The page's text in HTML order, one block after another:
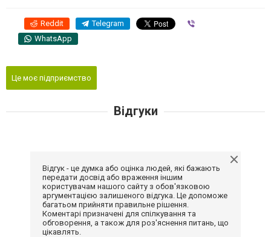
Reddit Telegram
WhatsApp
Це моє підприємство
Відгуки
Відгук - це думка або оцінка людей, які бажають
передати досвід або враження іншим
користувачам нашого сайту з обов'язковою
аргументацією залишеного відгука. Це допоможе
багатьом прийняти правильне рішення.
Коментарі призначені для спілкування та
обговорення, а також для роз'яснення питань, що
цікавлять.